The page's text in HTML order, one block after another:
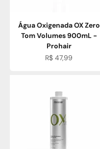
Água Oxigenada OX Zero
Tom Volumes 900mL -
Prohair
Preço promocional
R$ 47,99